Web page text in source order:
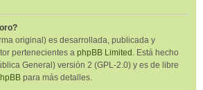
original) es desarrollada, publicada y
pertenecientes a phpBB Limited . Está hecho
General) versión 2 (GPL-2.0) y es de libre
para más detalles.